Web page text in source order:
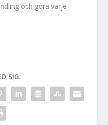
och göra varje
SIG: